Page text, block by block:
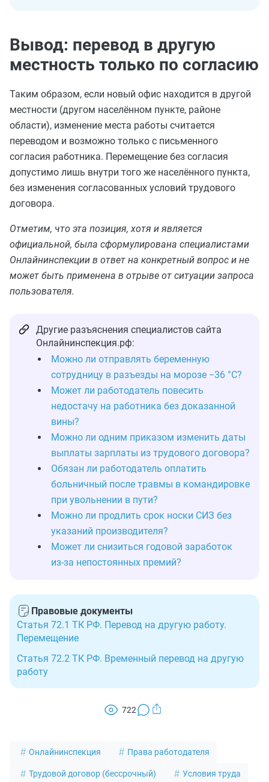
Вывод: перевод в другую
местность только по согласию
Таким образом, если новый офис находится в другой
местности (другом населённом пункте, районе
области), изменение места работы считается
переводом и возможно только с письменного
согласия работника. Перемещение без согласия
допустимо лишь внутри того же населённого пункта,
без изменения согласованных условий трудового
договора.
Отметим, что эта позиция, хотя и является
официальной, была сформулирована специалистами
Онлайнинспекции в ответ на конкретный вопрос и не
может быть применена в отрыве от ситуации запроса
пользователя.
Другие разъяснения специалистов сайта
Онлайнинспекция.рф:
Можно ли отправлять беременную
сотрудницу в разъезды на морозе −36 °C?
Может ли работодатель повесить
недостачу на работника без доказанной
вины?
Можно ли одним приказом изменить даты
выплаты зарплаты из трудового договора?
Обязан ли работодатель оплатить
больничный после травмы в командировке
при увольнении в пути?
Можно ли продлить срок носки СИЗ без
указаний производителя?
Может ли снизиться годовой заработок
из‑за непостоянных премий?
Правовые документы
Статья 72.1 ТК РФ. Перевод на другую работу.
Перемещение
Статья 72.2 ТК РФ. Временный перевод на другую
работу
722
Онлайнинспекция Права работодателя
Трудовой договор (бессрочный) Условия труда